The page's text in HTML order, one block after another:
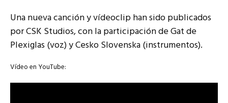
Una nueva canción y vídeoclip han sido publicados
por CSK Studios, con la participación de Gat de
Plexiglas (voz) y Cesko Slovenska (instrumentos).
Vídeo en YouTube: